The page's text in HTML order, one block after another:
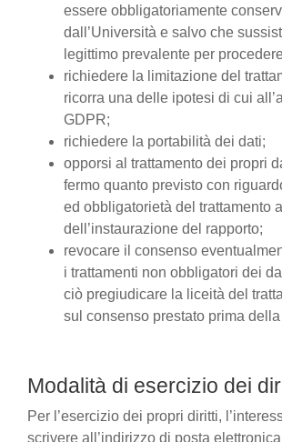
essere obbligatoriamente
dall’Università e salvo che
legittimo prevalente per
richiedere la limitazione del
ricorra una delle ipotesi di cui
GDPR;
richiedere la portabilità dei dati;
opporsi al trattamento dei propri
fermo quanto previsto con
ed obbligatorietà del trattamento
dell’instaurazione del rapporto;
revocare il consenso
i trattamenti non obbligatori dei
ciò pregiudicare la liceità del
sul consenso prestato prima
Modalità di esercizio dei
Per l’esercizio dei propri diritti,
scrivere all’indirizzo di posta